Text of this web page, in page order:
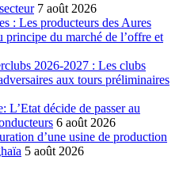
7 août 2026
: Les producteurs des Aures
principe du marché de l’offre et
2026-2027 : Les clubs
aux tours préliminaires
L’Etat décide de passer au
6 août 2026
d’une usine de production
5 août 2026